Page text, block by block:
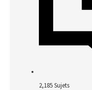
2,185Sujets